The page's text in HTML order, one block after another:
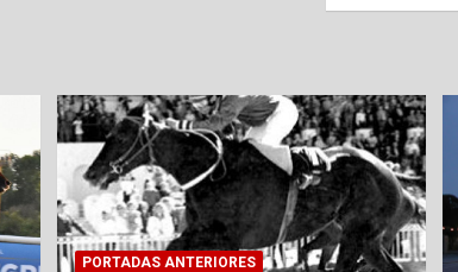
PORTADAS ANTERIORES